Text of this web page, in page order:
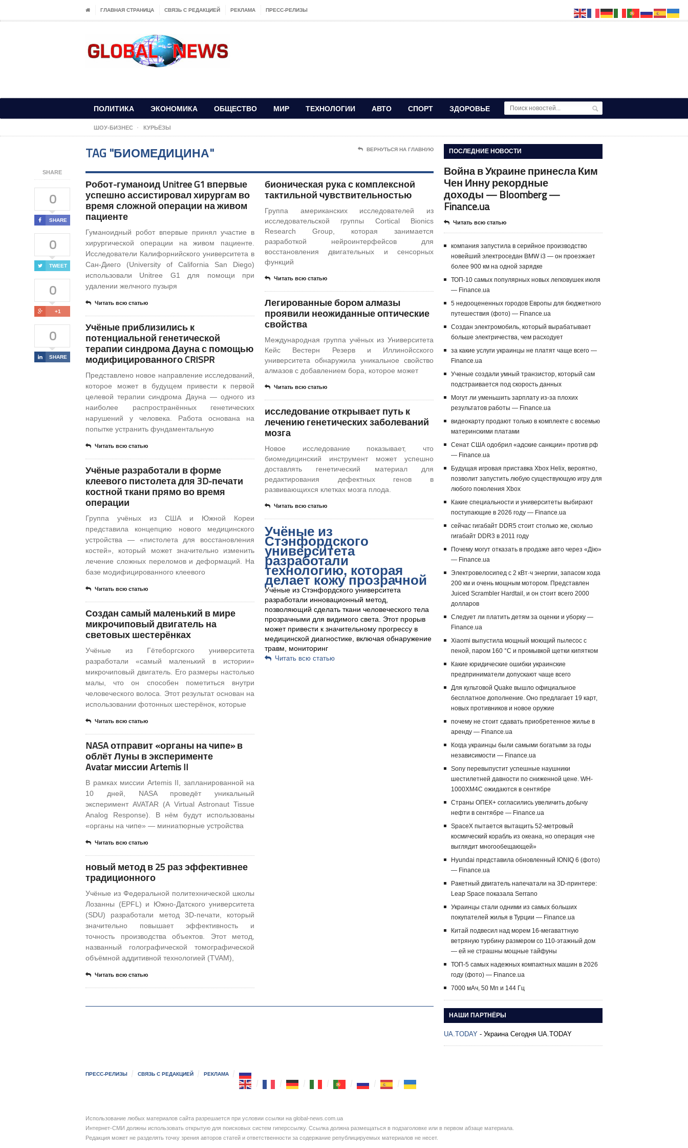
ГЛАВНАЯ СТРАНИЦА СВЯЗЬ С РЕДАКЦИЕЙ РЕКЛАМА ПРЕСС-РЕЛИЗЫ
ПОЛИТИКА ЭКОНОМИКА ОБЩЕСТВО МИР ТЕХНОЛОГИИ АВТО СПОРТ ЗДОРОВЬЕ
ШОУ-БИЗНЕС КУРЬЁЗЫ
SHARE
0
SHARE
0
TWEET
0
+1
0
SHARE
TAG "БИОМЕДИЦИНА" ВЕРНУТЬСЯ НА ГЛАВНУЮ
Робот-гуманоид Unitree G1 впервые
успешно ассистировал хирургам во
время сложной операции на живом
пациенте
Гуманоидный робот впервые принял участие в
хирургической операции на живом пациенте.
Исследователи Калифорнийского университета в
Сан-Диего (University of California San Diego)
использовали Unitree G1 для помощи при
удалении желчного пузыря
Читать всю статью
Учёные приблизились к
потенциальной генетической
терапии синдрома Дауна с помощью
модифицированного CRISPR
Представлено новое направление исследований,
которое может в будущем привести к первой
целевой терапии синдрома Дауна — одного из
наиболее распространённых генетических
нарушений у человека. Работа основана на
попытке устранить фундаментальную
Читать всю статью
Учёные разработали в форме
клеевого пистолета для 3D-печати
костной ткани прямо во время
операции
Группа учёных из США и Южной Кореи
представила концепцию нового медицинского
устройства — «пистолета для восстановления
костей», который может значительно изменить
лечение сложных переломов и деформаций. На
базе модифицированного клеевого
Читать всю статью
Создан самый маленький в мире
микрочиповый двигатель на
световых шестерёнках
Учёные из Гётеборгского университета
разработали «самый маленький в истории»
микрочиповый двигатель. Его размеры настолько
малы, что он способен пометиться внутри
человеческого волоса. Этот результат основан на
использовании фотонных шестерёнок, которые
Читать всю статью
NASA отправит «органы на чипе» в
облёт Луны в эксперименте
Avatar миссии Artemis II
В рамках миссии Artemis II, запланированной на
10 дней, NASA проведёт уникальный
эксперимент AVATAR (A Virtual Astronaut Tissue
Analog Response). В нём будут использованы
«органы на чипе» — миниатюрные устройства
Читать всю статью
новый метод в 25 раз эффективнее
традиционного
Учёные из Федеральной политехнической школы
Лозанны (EPFL) и Южно-Датского университета
(SDU) разработали метод 3D-печати, который
значительно повышает эффективность и
точность производства объектов. Этот метод,
названный голографической томографической
объёмной аддитивной технологией (TVAM),
Читать всю статью
бионическая рука с комплексной
тактильной чувствительностью
Группа американских исследователей из
исследовательской группы Cortical Bionics
Research Group, которая занимается
разработкой нейроинтерфейсов для
восстановления двигательных и сенсорных
функций
Читать всю статью
Легированные бором алмазы
проявили неожиданные оптические
свойства
Международная группа учёных из Университета
Кейс Вестерн Резерв и Иллинойсского
университета обнаружила уникальное свойство
алмазов с добавлением бора, которое может
Читать всю статью
исследование открывает путь к
лечению генетических заболеваний
мозга
Новое исследование показывает, что
биомедицинский инструмент может успешно
доставлять генетический материал для
редактирования дефектных генов в
развивающихся клетках мозга плода.
Читать всю статью
Учёные из
Стэнфордского
университета
разработали
технологию, которая
делает кожу прозрачной
Учёные из Стэнфордского университета
разработали инновационный метод,
позволяющий сделать ткани человеческого тела
прозрачными для видимого света. Этот прорыв
может привести к значительному прогрессу в
медицинской диагностике, включая обнаружение
травм, мониторинг
Читать всю статью
ПОСЛЕДНИЕ НОВОСТИ
Война в Украине принесла Ким
Чен Инну рекордные
доходы — Bloomberg —
Finance.ua
Читать всю статью
компания запустила в серийное производство
новейший электроседан BMW i3 — он проезжает
более 900 км на одной зарядке
ТОП-10 самых популярных новых легковушек июля
— Finance.ua
5 недооцененных городов Европы для бюджетного
путешествия (фото) — Finance.ua
Создан электромобиль, который вырабатывает
больше электричества, чем расходует
за какие услуги украинцы не платят чаще всего —
Finance.ua
Ученые создали умный транзистор, который сам
подстраивается под скорость данных
Могут ли уменьшить зарплату из-за плохих
результатов работы — Finance.ua
видеокарту продают только в комплекте с восемью
материнскими платами
Сенат США одобрил «адские санкции» против рф
— Finance.ua
Будущая игровая приставка Xbox Helix, вероятно,
позволит запустить любую существующую игру для
любого поколения Xbox
Какие специальности и университеты выбирают
поступающие в 2026 году — Finance.ua
сейчас гигабайт DDR5 стоит столько же, сколько
гигабайт DDR3 в 2011 году
Почему могут отказать в продаже авто через «Дію»
— Finance.ua
Электровелосипед с 2 кВт·ч энергии, запасом хода
200 км и очень мощным мотором. Представлен
Juiced Scrambler Hardtail, и он стоит всего 2000
долларов
Следует ли платить детям за оценки и уборку —
Finance.ua
Xiaomi выпустила мощный моющий пылесос с
пеной, паром 160 °C и промывкой щетки кипятком
Какие юридические ошибки украинские
предприниматели допускают чаще всего
Для культовой Quake вышло официальное
бесплатное дополнение. Оно предлагает 19 карт,
новых противников и новое оружие
почему не стоит сдавать приобретенное жилье в
аренду — Finance.ua
Когда украинцы были самыми богатыми за годы
независимости — Finance.ua
Sony перевыпустит успешные наушники
шестилетней давности по сниженной цене. WH-
1000XM4C ожидаются в сентябре
Страны ОПЕК+ согласились увеличить добычу
нефти в сентябре — Finance.ua
SpaceX пытается вытащить 52-метровый
космический корабль из океана, но операция «не
выглядит многообещающей»
Hyundai представила обновленный IONIQ 6 (фото)
— Finance.ua
Ракетный двигатель напечатали на 3D-принтере:
Leap Space показала Serrano
Украинцы стали одними из самых больших
покупателей жилья в Турции — Finance.ua
Китай подвесил над морем 16-мегаваттную
ветряную турбину размером со 110-этажный дом
— ей не страшны мощные тайфуны
ТОП-5 самых надежных компактных машин в 2026
году (фото) — Finance.ua
7000 мАч, 50 Мп и 144 Гц
НАШИ ПАРТНЁРЫ
UA.TODAY - Украина Сегодня UA.TODAY
ПРЕСС-РЕЛИЗЫ СВЯЗЬ С РЕДАКЦИЕЙ РЕКЛАМА
Использование любых материалов сайта разрешается при условии ссылки на global-news.com.ua
Интернет-СМИ должны использовать открытую для поисковых систем гиперссылку. Ссылка должна размещаться в подзаголовке или в первом абзаце материала.
Редакция может не разделять точку зрения авторов статей и ответственности за содержание републицируемых материалов не несет.